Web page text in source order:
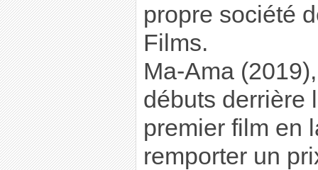
propre société
Films.
Ma-Ama
débuts derrière
premier film en
remporter un